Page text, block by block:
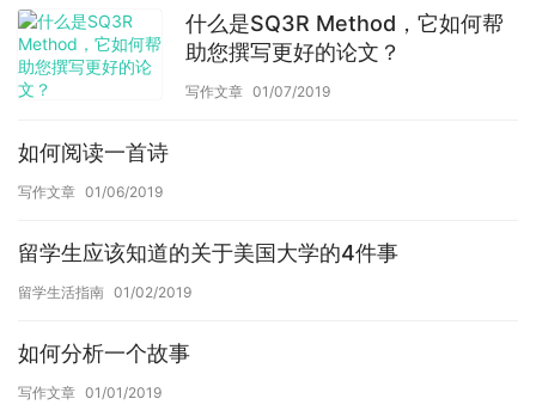
什么是SQ3R Method，它如何帮
助您撰写更好的论文？
写作文章 01/07/2019
如何阅读一首诗
写作文章 01/06/2019
留学生应该知道的关于美国大学的4件事
留学生活指南 01/02/2019
如何分析一个故事
写作文章 01/01/2019